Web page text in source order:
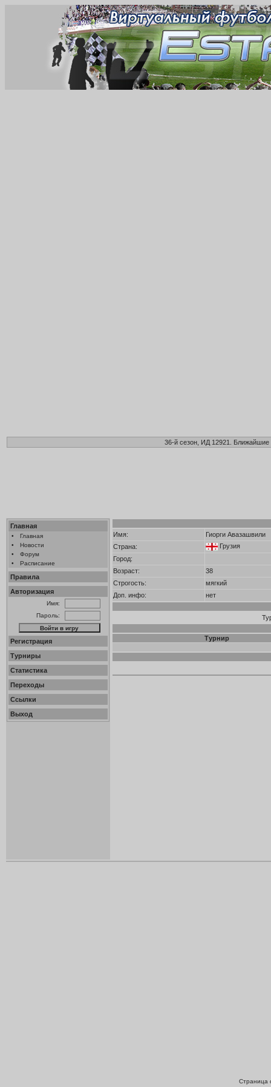
36-й сезон, ИД 12921.
Главная
•
Главная
•
Новости
•
Форум
•
Расписание
Правила
Авторизация
Имя:
Пароль:
Регистрация
Турниры
Статистика
Переходы
Ссылки
Выход
Имя:
Гиорги Авазашвили
Страна:
Грузия
Город:
Возраст:
38
Строгость:
мягкий
Доп. инфо:
нет
Турнир
Страница